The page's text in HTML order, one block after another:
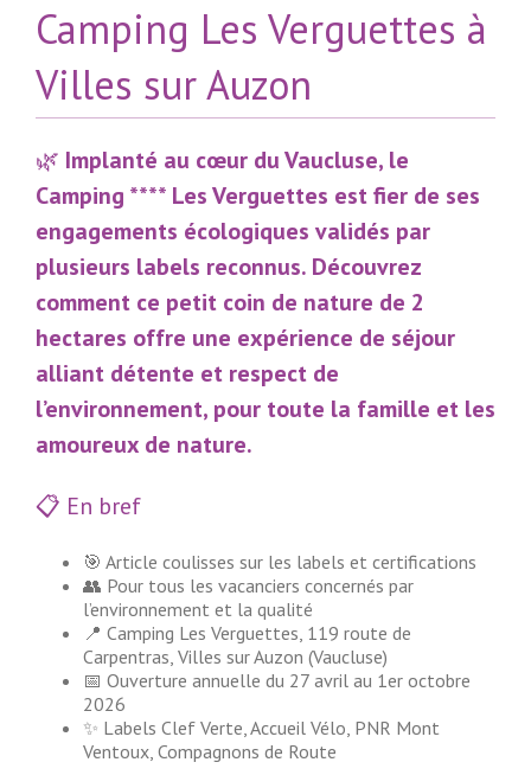
Camping Les Verguettes à
Villes sur Auzon
🌿 Implanté au cœur du Vaucluse, le
Camping **** Les Verguettes est fier de ses
engagements écologiques validés par
plusieurs labels reconnus. Découvrez
comment ce petit coin de nature de 2
hectares offre une expérience de séjour
alliant détente et respect de
l’environnement, pour toute la famille et les
amoureux de nature.
📋 En bref
🎯 Article coulisses sur les labels et certifications
👥 Pour tous les vacanciers concernés par
l’environnement et la qualité
📍 Camping Les Verguettes, 119 route de
Carpentras, Villes sur Auzon (Vaucluse)
📅 Ouverture annuelle du 27 avril au 1er octobre
2026
✨ Labels Clef Verte, Accueil Vélo, PNR Mont
Ventoux, Compagnons de Route